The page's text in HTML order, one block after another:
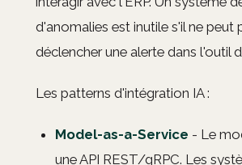
d'anomalies est inutile s'il ne peut
déclencher une alerte dans l'outil
Les patterns d'intégration IA :
Model-as-a-Service - Le
une API REST/gRPC. Les